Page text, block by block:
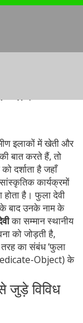
और
इलाकों में खेती और
बात करते हैं, तो
दर्शाता है जहाँ
कार्यक्रमों
है। फुला देवी
बाद उनके नाम के
का सम्मान स्थानीय
को जोड़ती है,
का संबंध ‘फुला
Object) के
जुड़े विविध